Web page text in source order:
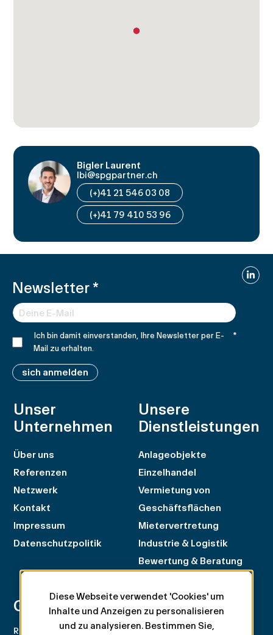
Bigler Laurent
lbi@spgpartner.ch
(+)41 21 546 03 08
(+)41 79 410 53 96
Newsletter*
Ich bin damit einverstanden, Ihre Newsletter per E-
Mail zu erhalten.
*
sich anmelden
Geneva
Rue du Rhône 100
Zürich
Rämistrasse 8
Unser
Unternehmen
Über uns
Referenzen
Netzwerk
Kontakt
Impressum
Datenschutzpolitik
Unsere
Dienstleistungen
Anlageobjekte
Einzelhandel
Vermietung von
Geschäftsflächen
Mietervertretung
Industrie & Logistik
Bewertung & Beratung
Diese Webseite verwendet 'Cookies' um
Inhalte und Anzeigen zu personalisieren
und zu analysieren. Bestimmen Sie,